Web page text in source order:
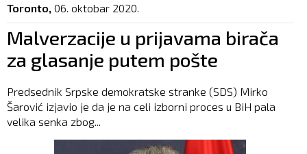
Toronto, 06. oktobar 2020.
Malverzacije u prijavama birača
za glasanje putem pošte
Predsednik Srpske demokratske stranke (SDS) Mirko
Šarović izjavio je da je na celi izborni proces u BiH pala
velika senka zbog...